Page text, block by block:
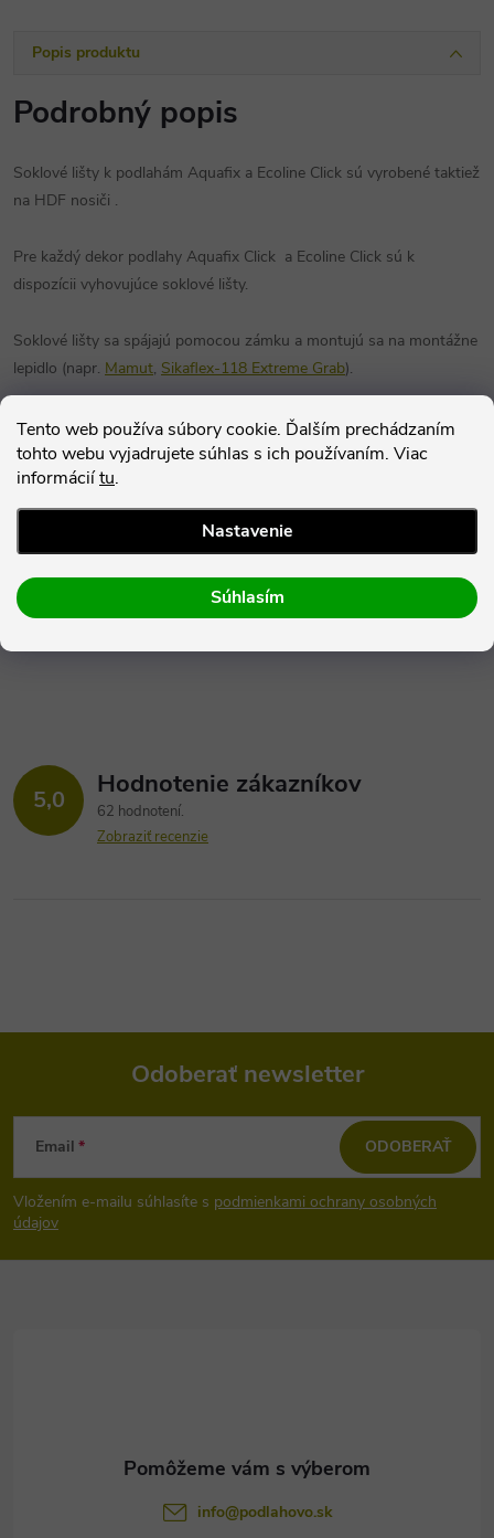
Tento web používa súbory cookie. Ďalším prechádzaním
tohto webu vyjadrujete súhlas s ich používaním. Viac
informáciítu.
Nastavenie
Súhlasím
Popis produktu
Podrobný popis
Soklové lišty k podlahám Aquafix a Ecoline Click sú vyrobené taktiež
na HDF nosiči .
Pre každý dekor podlahy Aquafix Click a Ecoline Click sú k
dispozícii vyhovujúce soklové lišty.
Soklové lišty sa spájajú pomocou zámku a montujú sa na montážne
lepidlo (napr. Mamut, Sikaflex-118 Extreme Grab).
Rozmery lišty sú - dĺžka: 1 235 mm, výška: 56 mm
Parametre produktu
5,0 Hodnotenie zákazníkov
62 hodnotení
Zobraziť recenzie
Z
á
p
Odoberať newsletter
Email
Vložením e-mailu súhlasíte s podmienkami ochrany osobných
údajov
ODOBERAŤ
info@podlahovo.sk